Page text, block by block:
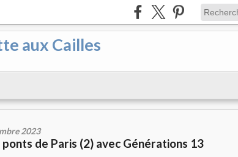
aux Cailles
2023
de Paris (2) avec Générations 13